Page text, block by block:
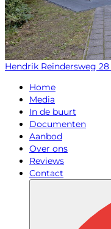
Hendrik Reindersweg 28
Home
Media
In de buurt
Documenten
Aanbod
Over ons
Reviews
Contact